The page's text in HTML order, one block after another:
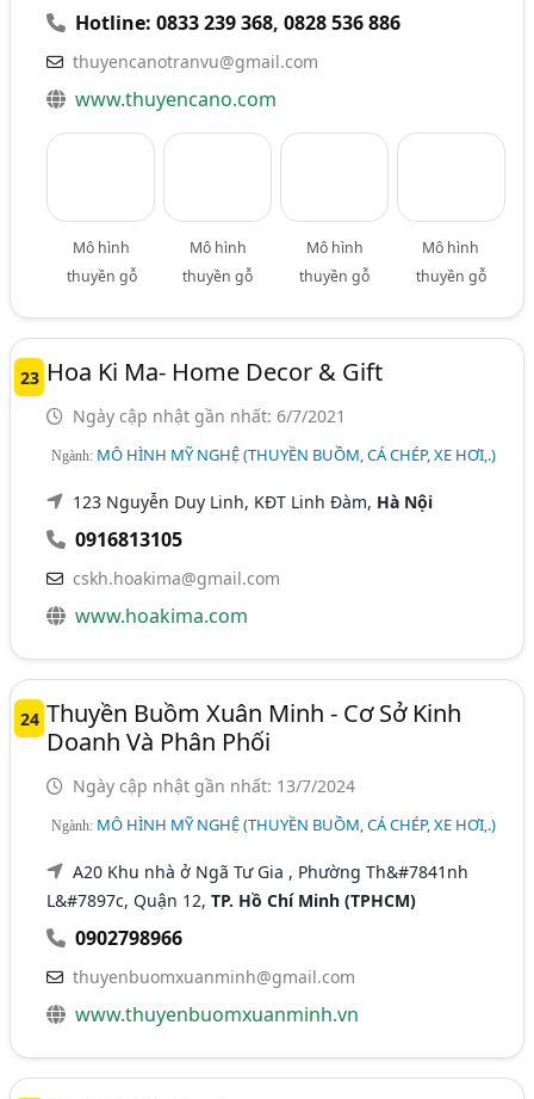
Hotline: 0833 239 368,0828 536 886
thuyencanotranvu@gmail.com
www.thuyencano.com
Mô hình
thuyền gỗ
Mô hình
thuyền gỗ
Mô hình
thuyền gỗ
Mô hình
thuyền gỗ
23 Hoa Ki Ma- Home Decor & Gift
Ngày cập nhật gần nhất: 6/7/2021
Ngành: MÔ HÌNH MỸ NGHỆ (THUYỀN BUỒM, CÁ CHÉP, XE HƠI,.)
123 Nguyễn Duy Linh, KĐT Linh Đàm, Hà Nội
0916813105
cskh.hoakima@gmail.com
www.hoakima.com
24 Thuyền Buồm Xuân Minh - Cơ Sở Kinh
Doanh Và Phân Phối
Ngày cập nhật gần nhất: 13/7/2024
Ngành: MÔ HÌNH MỸ NGHỆ (THUYỀN BUỒM, CÁ CHÉP, XE HƠI,.)
A20 Khu nhà ở Ngã Tư Gia , Phường Th&#7841nh
L&#7897c, Quận 12,TP. Hồ Chí Minh (TPHCM)
0902798966
thuyenbuomxuanminh@gmail.com
www.thuyenbuomxuanminh.vn